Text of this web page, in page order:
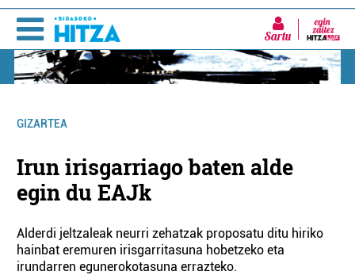
Sartu
GIZARTEA
Irun irisgarriago baten alde
egin du EAJk
Alderdi jeltzaleak neurri zehatzak proposatu ditu hiriko
hainbat eremuren irisgarritasuna hobetzeko eta
irundarren egunerokotasuna errazteko.